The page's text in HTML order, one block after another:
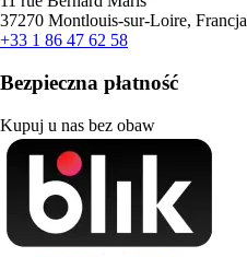
37270 Montlouis-sur-Loire, Francja
+33 1 86 47 62 58
Bezpieczna płatność
Kupuj u nas bez obaw